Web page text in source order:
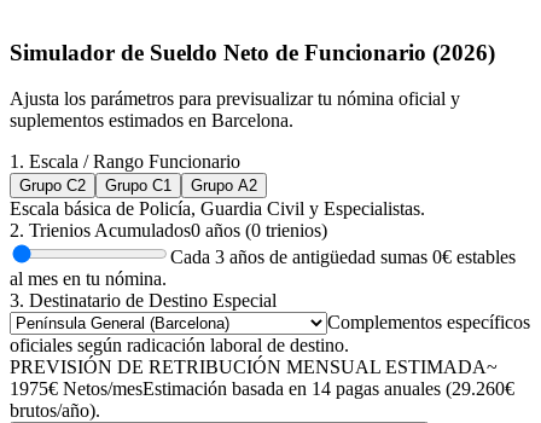
Simulador de Sueldo Neto de Funcionario (2026)
Ajusta los parámetros para previsualizar tu nómina oficial y
suplementos estimados en Barcelona.
1. Escala / Rango Funcionario
Grupo C2 Grupo C1 Grupo A2
Escala básica de Policía, Guardia Civil y Especialistas.
2. Trienios Acumulados0 años (0 trienios)
Cada 3 años de antigüedad sumas 0€ estables
al mes en tu nómina.
3. Destinatario de Destino Especial
Complementos específicos
oficiales según radicación laboral de destino.
PREVISIÓN DE RETRIBUCIÓN MENSUAL ESTIMADA~
1975€ Netos/mesEstimación basada en 14 pagas anuales (29.260€
brutos/año).